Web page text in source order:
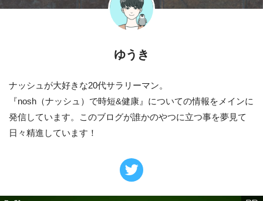
ゆうき
ナッシュが大好きな20代サラリーマン。
『nosh（ナッシュ）で時短&健康』についての情報をメインに
発信しています。このブログが誰かのやつに立つ事を夢見て
日々精進しています！